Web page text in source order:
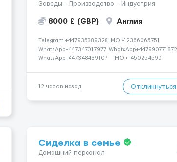
Заводы - Производство - Индустрия
8000 £ (GBP) Англия
Telegram +447935389328 IMO +12366065751
WhatsApp+447347017977 WhatsApp+447990771872
WhatsApp+447348439107 IMO +14502545901
Telegram:@Vitali_Novikovs Telegram @Vitali_No...
12 часов назад Откликнуться
Сиделка в семье
Домашний персонал